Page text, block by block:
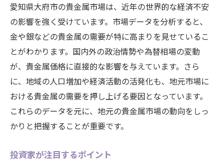
愛知県大府市の貴金属市場は、近年の世界的な経済不安
の影響を強く受けています。市場データを分析すると、
金や銀などの貴金属の需要が特に高まりを見せているこ
とがわかります。国内外の政治情勢や為替相場の変動
が、貴金属価格に直接的な影響を与えています。さら
に、地域の人口増加や経済活動の活発化も、地元市場に
おける貴金属の需要を押し上げる要因となっています。
これらのデータを元に、地元の貴金属市場の動向をしっ
かりと把握することが重要です。
投資家が注目するポイント